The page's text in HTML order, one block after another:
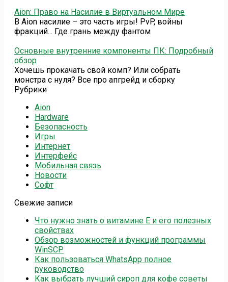
Aion: Право на Насилие в Виртуальном Мире
В Aion насилие – это часть игры! PvP, войны
фракций... Где грань между фантом
Основные внутренние компоненты ПК: Подробный
обзор
Хочешь прокачать свой комп? Или собрать
монстра с нуля? Все про апгрейд и сборку
Рубрики
Aion
Hardware
Безопасность
Игры
Интернет
Интерфейс
Мобильная связь
Новости
Софт
Свежие записи
Что нужно знать о витамине Е и его полезных
свойствах
Обзор возможностей и функций программы
WinSCP
Как пользоваться WhatsApp полное
руководство
Как выбрать лучший сироп для кофе советы